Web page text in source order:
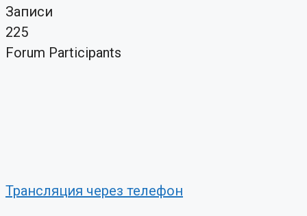
Записи
225
Forum Participants
Трансляция через телефон